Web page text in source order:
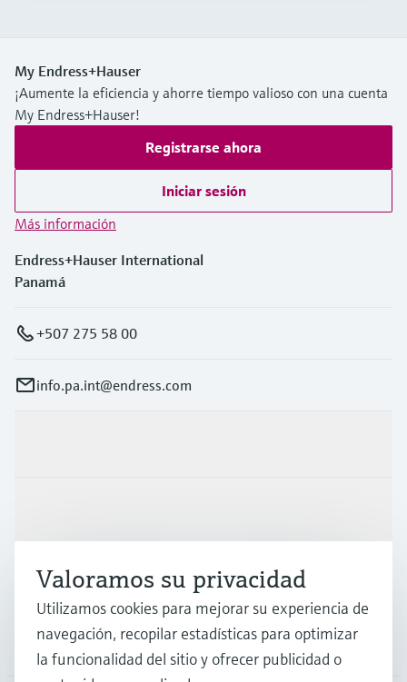
My Endress+Hauser
¡Aumente la eficiencia y ahorre tiempo valioso con una cuenta
My Endress+Hauser!
Registrarse ahora
Iniciar sesión
Más información
Endress+Hauser International
Panamá
+507 275 58 00
info.pa.int@endress.com
Soporte
Compañía
Valoramos su privacidad
Utilizamos cookies para mejorar su experiencia de
navegación, recopilar estadísticas para optimizar
la funcionalidad del sitio y ofrecer publicidad o